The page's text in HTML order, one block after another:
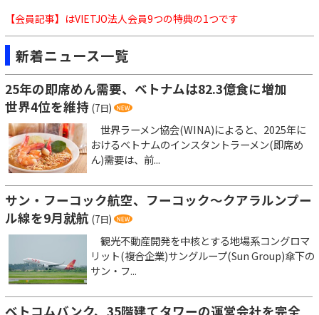
【会員記事】はVIETJO法人会員9つの特典の1つです
新着ニュース一覧
25年の即席めん需要、ベトナムは82.3億食に増加
世界4位を維持 (7日)
世界ラーメン協会(WINA)によると、2025年に
おけるベトナムのインスタントラーメン(即席め
ん)需要は、前...
サン・フーコック航空、フーコック～クアラルンプー
ル線を9月就航 (7日)
観光不動産開発を中核とする地場系コングロマ
リット(複合企業)サングループ(Sun Group)傘下の
サン・フ...
ベトコムバンク、35階建てタワーの運営会社を完全